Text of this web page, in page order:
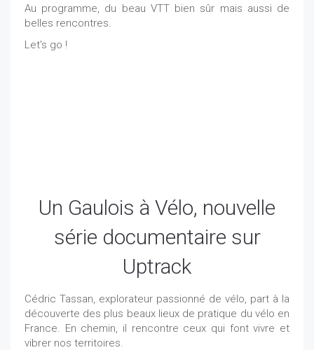
Au programme, du beau VTT bien sûr mais aussi de
belles rencontres.
Let's go !
Un Gaulois à Vélo, nouvelle
série documentaire sur
Uptrack
Cédric Tassan, explorateur passionné de vélo, part à la
découverte des plus beaux lieux de pratique du vélo en
France. En chemin, il rencontre ceux qui font vivre et
vibrer nos territoires.